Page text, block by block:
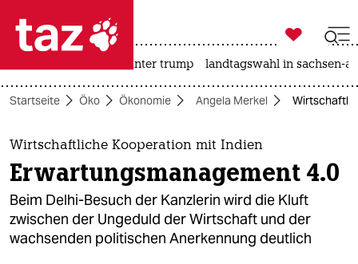
 taz zahl ich
taz zahl ich
themen
politik
öko
gesellschaft

taz zahl ich
usa unter trump landtagswahl in sachsen-
Startseite Öko Ökonomie Angela Merkel
Wirtschaftliche Kooperation mit Indien
Erwartungsmanagement 4.0
Beim Delhi-Besuch der Kanzlerin wird die Kluft
zwischen der Ungeduld der Wirtschaft und der
wachsenden politischen Anerkennung deutlich